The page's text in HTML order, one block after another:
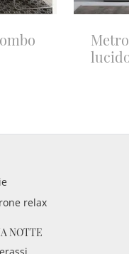
relax
NOTTE